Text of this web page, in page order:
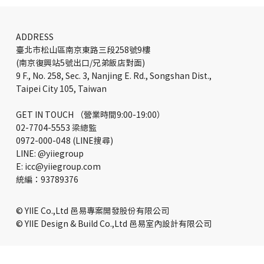
新地標
ADDRESS
臺北市松山區南京東路三段258號9樓
(南京復興站5號出口/兄弟飯店對面)
9 F., No. 258, Sec. 3, Nanjing E. Rd., Songshan Dist.,
Taipei City 105, Taiwan
GET IN TOUCH （營業時間9:00-19:00）
02-7704-5553 梁總監
0972-000-048 (LINE搜尋)
LINE: @yiiegroup
E: icc@yiiegroup.com
​統編：93789376
© YIIE Co.,Ltd 邑易專案開發股份有限公司
© YIIE Design & Build Co.,Ltd 邑易室內設計有限公司